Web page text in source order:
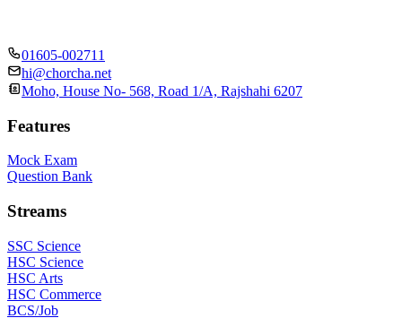
01605-002711
hi@chorcha.net
Moho, House No- 568, Road 1/A, Rajshahi 6207
Features
Mock Exam
Question Bank
Streams
SSC Science
HSC Science
HSC Arts
HSC Commerce
BCS/Job